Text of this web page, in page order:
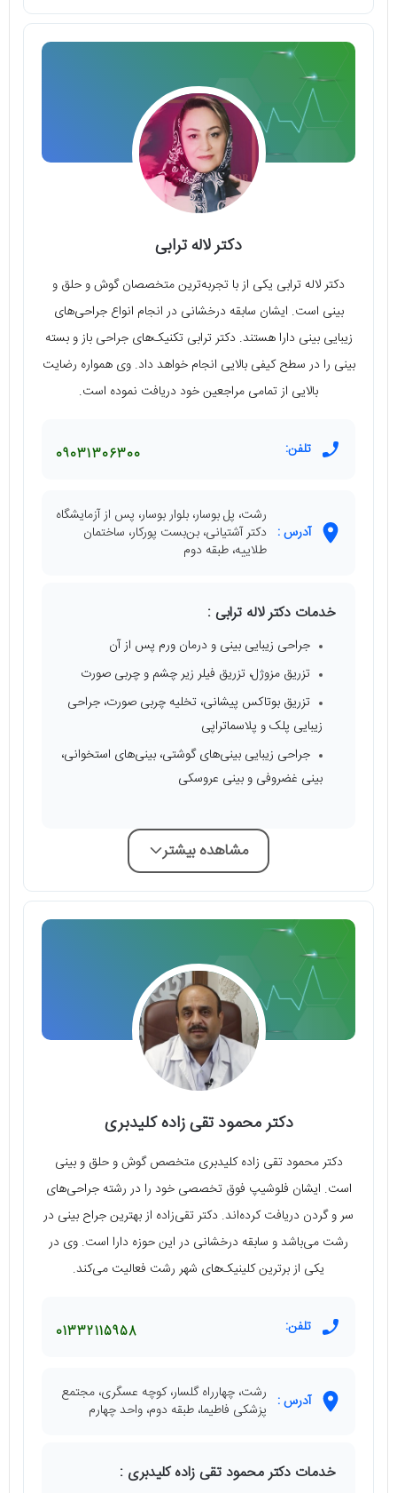
دکتر لاله ترابی
دکتر لاله ترابی یکی از با تجربه‌ترین متخصصان گوش و حلق و
بینی است. ایشان سابقه درخشانی در انجام انواع جراحی‌های
زیبایی بینی دارا هستند. دکتر ترابی تکنیک‌های جراحی باز و بسته
بینی را در سطح کیفی بالایی انجام خواهد داد. وی همواره رضایت
بالایی از تمامی مراجعین خود دریافت نموده است.
تلفن: 09031306300
آدرس :
رشت، پل بوسار، بلوار بوسار، پس از آزمایشگاه
دکتر آشتیانی، بن‌بست پورکار، ساختمان
طلاییه، طبقه دوم
خدمات دکتر لاله ترابی :
جراحی زیبایی بینی و درمان ورم پس از آن
تزریق مزوژل، تزریق فیلر زیر چشم و چربی صورت
تزریق بوتاکس پیشانی، تخلیه چربی صورت، جراحی
زیبایی پلک و پلاسماتراپی
جراحی زیبایی بینی‌های گوشتی، بینی‌های استخوانی،
بینی غضروفی و بینی عروسکی
مشاهده بیشتر
دکتر محمود تقی زاده کلیدبری
دکتر محمود تقی زاده کلیدبری متخصص گوش و حلق و بینی
است. ایشان فلوشیپ فوق تخصصی خود را در رشته جراحی‌های
سر و گردن دریافت کرده‌اند. دکتر تقی‌زاده از بهترین جراح بینی در
رشت می‌باشد و سابقه درخشانی در این حوزه دارا است. وی در
یکی از برترین کلینیک‌های شهر رشت فعالیت می‌کند.
تلفن: 01332115958
آدرس : رشت، چهارراه گلسار، کوچه عسگری، مجتمع
پزشکی فاطیما، طبقه دوم، واحد چهارم
خدمات دکتر محمود تقی زاده کلیدبری :